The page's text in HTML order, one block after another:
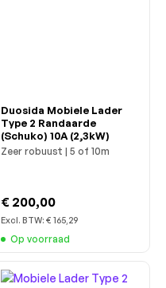
Duosida Mobiele Lader
Type 2 Randaarde
(Schuko) 10A (2,3kW)
Zeer robuust | 5 of 10m
€ 200,00
Excl. BTW: € 165,29
Op voorraad